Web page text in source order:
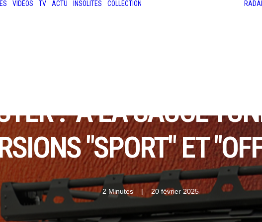
VIDÉOS TV ACTU INSOLITES COLLECTION
: "À LA SAUCE
"SPORT" ET
2 Minutes | 20 février 2025